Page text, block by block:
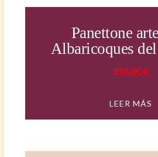
Panettone
Albaricoques
135,00€
LEER MÁS